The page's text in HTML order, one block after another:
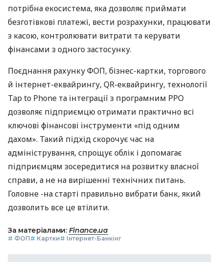
потрібна екосистема, яка дозволяє приймати
безготівкові платежі, вести розрахунки, працювати
з касою, контролювати витрати та керувати
фінансами з одного застосунку.
Поєднання рахунку ФОП, бізнес-картки, торгового
й інтернет-еквайрингу, QR-еквайрингу, технології
Tap to Phone та інтеграції з програмним РРО
дозволяє підприємцю отримати практично всі
ключові фінансові інструменти «під одним
дахом». Такий підхід скорочує час на
адміністрування, спрощує облік і допомагає
підприємцям зосередитися на розвитку власної
справи, а не на вирішенні технічних питань.
Головне -на старті правильно вибрати банк, який
дозволить все це втілити.
За матеріалами: Finance.ua
# ФОП# Картки# Інтернет-Банкінг